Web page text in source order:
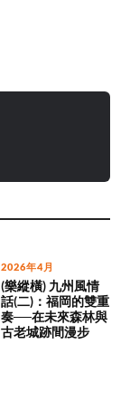
2026年4月
(樂縱橫) 九州風情
話(二)：福岡的雙重
奏──在未來森林與
古老城跡間漫步